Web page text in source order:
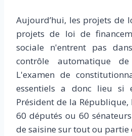
Aujourd’hui, les projets de
projets de loi de
sociale n'entrent pas
contrôle automatique de
L'examen de
essentiels a donc lieu si
Président de la
60 députés ou 60
de saisine sur tout ou partie